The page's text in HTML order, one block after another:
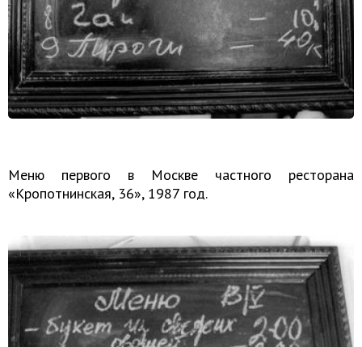
Меню первого в Москве частного ресторана
«Кропотнинская, 36», 1987 год.